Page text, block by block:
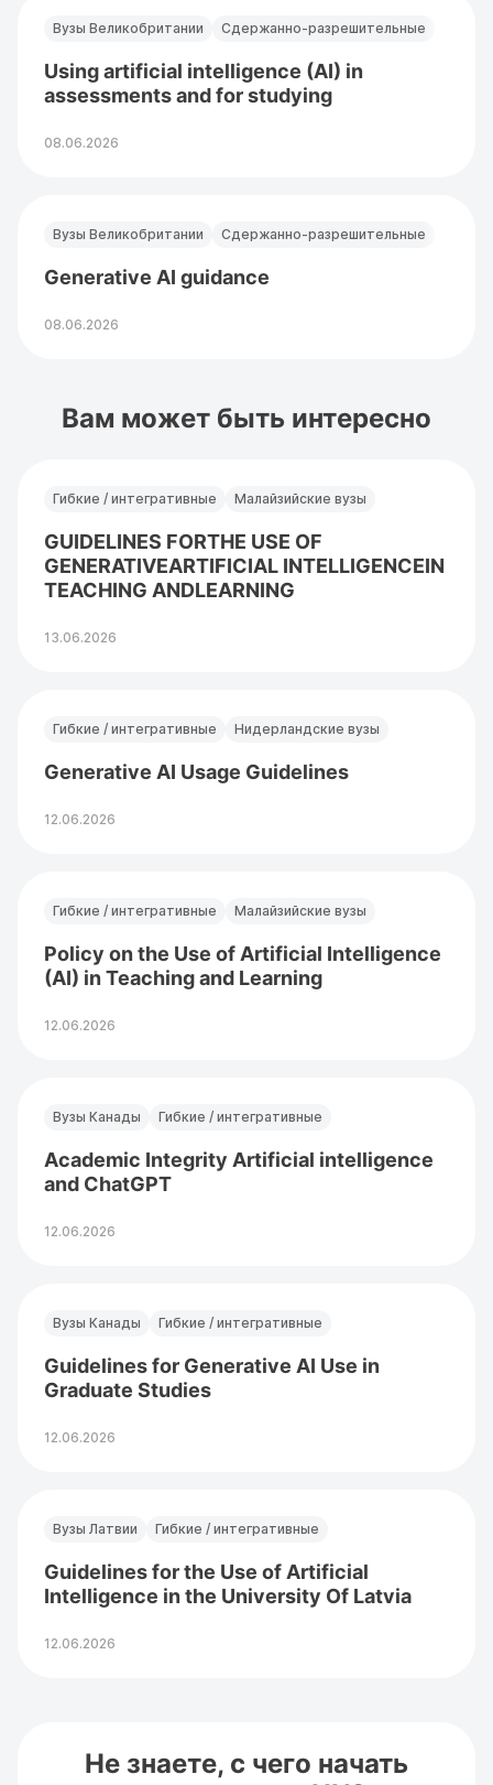
Вузы Великобритании Сдержанно-разрешительные
Using artificial intelligence (AI) in
assessments and for studying
08.06.2026
Вузы Великобритании Сдержанно-разрешительные
Generative AI guidance
08.06.2026
Вам может быть интересно
Гибкие / интегративные Малайзийские вузы
GUIDELINES FORTHE USE OF
GENERATIVEARTIFICIAL INTELLIGENCEIN
TEACHING ANDLEARNING
13.06.2026
Гибкие / интегративные Нидерландские вузы
Generative AI Usage Guidelines
12.06.2026
Гибкие / интегративные Малайзийские вузы
Policy on the Use of Artificial Intelligence
(AI) in Teaching and Learning
12.06.2026
Вузы Канады Гибкие / интегративные
Academic Integrity Artificial intelligence
and ChatGPT
12.06.2026
Вузы Канады Гибкие / интегративные
Guidelines for Generative AI Use in
Graduate Studies
12.06.2026
Вузы Латвии Гибкие / интегративные
Guidelines for the Use of Artificial
Intelligence in the University Of Latvia
12.06.2026
Не знаете, с чего начать